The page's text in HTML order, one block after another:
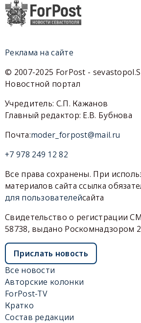
Реклама на сайте
© 2007-2025 ForPost -
Новостной портал
Учредитель: С.П. Кажанов
Главный редактор: Е.В. Бубнова
Почта:moder_forpost@mail.ru
+7 978 249 12 82
Все права сохранены. При
материалов сайта ссылка
для пользователейсайта
Свидетельство о регистрации
58738, выдано Роскомнадзором
Прислать новость
Все новости
Авторские колонки
ForPost-TV
Кратко
Состав редакции